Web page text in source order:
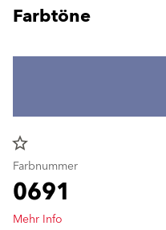
Farbtöne
star_border
Farbnummer
0691
Mehr Info